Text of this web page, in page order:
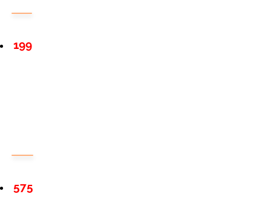
199
575